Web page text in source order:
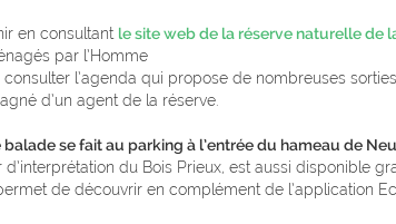
en consultant le site web de la réserve naturelle de
par l’Homme
consulter l’agenda qui propose de nombreuses
d’un agent de la réserve.
se fait au parking à l’entrée du hameau de
d’interprétation du Bois Prieux, est aussi disponible
de découvrir en complément de l’application